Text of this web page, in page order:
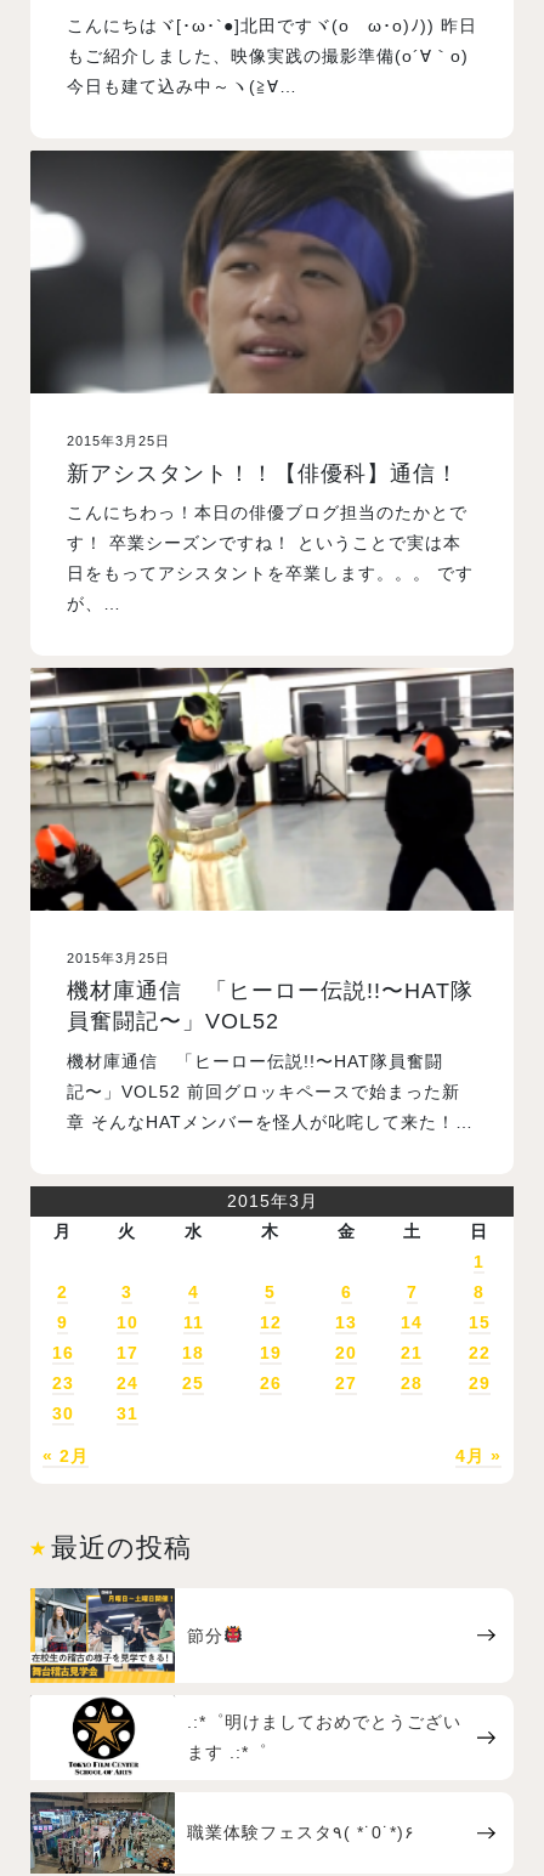
こんにちはヾ[･ω･`●]北田ですヾ(oゝω･o)ﾉ)) 昨日
もご紹介しました、映像実践の撮影準備(o´∀｀o)
今日も建て込み中～ヽ(≧∀…
2015年3月25日
新アシスタント！！【俳優科】通信！
こんにちわっ！本日の俳優ブログ担当のたかとで
す！ 卒業シーズンですね！ ということで実は本
日をもってアシスタントを卒業します。。。 です
が、…
2015年3月25日
機材庫通信 「ヒーロー伝説!!〜HAT隊
員奮闘記〜」VOL52
機材庫通信 「ヒーロー伝説!!〜HAT隊員奮闘
記〜」VOL52 前回グロッキペースで始まった新
章 そんなHATメンバーを怪人が叱咤して来た！…
2015年3月
月
火 水 木 金 土 日
« 2月 4月 »
1
2
3 4 5 6 7
8
9
10 11 12 13 14
15
16
17 18 19 20 21
22
23
24 25 26 27 28
29
30
31
最近の投稿
節分
.:*゜明けましておめでとうござい
ます .:*゜
職業体験フェスタ٩( *˙0˙*)۶